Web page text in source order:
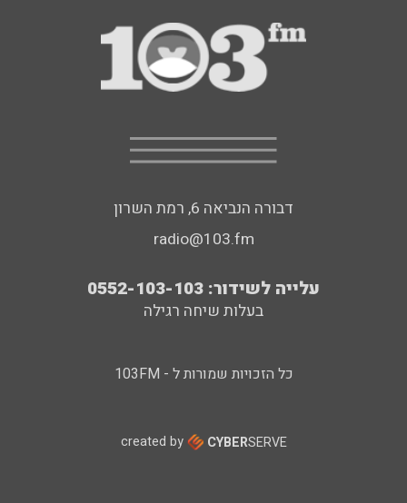
דבורה הנביאה 6, רמת השרון
radio@103.fm
עלייה לשידור: 0552-103-103
בעלות שיחה רגילה
כל הזכויות שמורות ל - 103FM
created by CYBERSERVE